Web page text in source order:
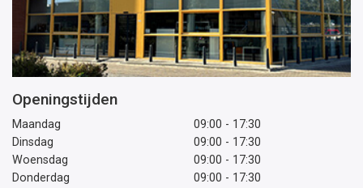
Openingstijden
Maandag
09:00 - 17:30
Dinsdag
09:00 - 17:30
Woensdag
09:00 - 17:30
Donderdag
09:00 - 17:30